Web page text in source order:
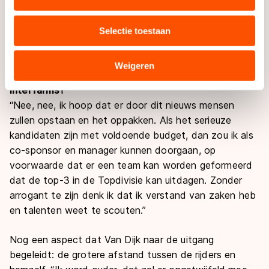
uw gebruik van onze site met onze partners voor social
combineren met andere gegevens die u aan hen heeft
verstrekt of die zij hebben verzameld via hun services.
Sommige partners kunnen gegevens doorgeven aan
landen buiten de EU, zoals de VS, waar mogelijk geen
adequaat beschermingsniveau geldt volgens de GDPR.
Door op ‘Toestaan’ te klikken, stemt u in met deze
overdracht. Meer informatie vindt u in ons cookiebeleid
Selectie toestaan
Weigeren
doorgaan met sponsoren, maar mijn marketingbudget
ook aan andere doelen besteden.”
Ga je de komende periode dan nog actief op zoek
naar vervangende geldschieters voor Okay en
Interfarms?
“Nee, nee, ik hoop dat er door dit nieuws mensen
zullen opstaan en het oppakken. Als het serieuze
kandidaten zijn met voldoende budget, dan zou ik als
co-sponsor en manager kunnen doorgaan, op
voorwaarde dat er een team kan worden geformeerd
dat de top-3 in de Topdivisie kan uitdagen. Zonder
arrogant te zijn denk ik dat ik verstand van zaken heb
en talenten weet te scouten.”
Nog een aspect dat Van Dijk naar de uitgang
begeleidt: de grotere afstand tussen de rijders en